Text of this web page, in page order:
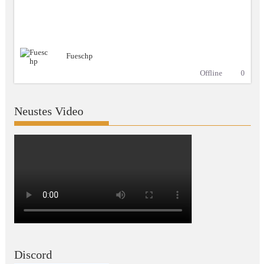
Fueschp
Offline
0
Neustes Video
Discord